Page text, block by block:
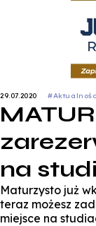
29.07.2020
na
Maturzysto już
teraz możesz
miejsce na